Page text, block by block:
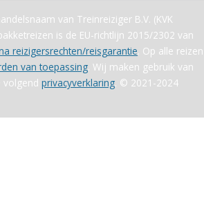
van Treinreiziger B.V. (KVK
is de EU-richtlijn 2015/2302 van
reizigersrechten/reisgarantie. Op alle reizen
van toepassing. Wij maken gebruik van
volgend privacyverklaring. © 2021-2024